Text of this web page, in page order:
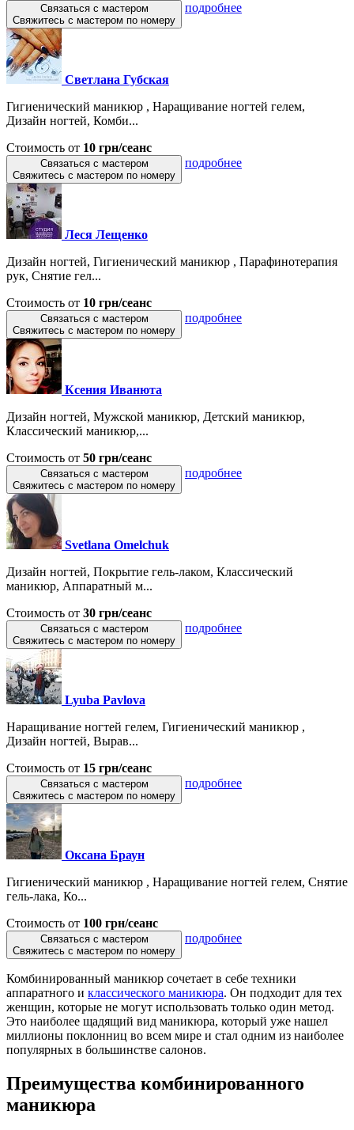
Связаться с мастером
Свяжитесь с мастером по номеру
подробнее
Светлана Губская
Гигиенический маникюр , Наращивание ногтей гелем,
Дизайн ногтей, Комби...
Стоимость от 10 грн/сеанс
Связаться с мастером
Свяжитесь с мастером по номеру
подробнее
Леся Лещенко
Дизайн ногтей, Гигиенический маникюр , Парафинотерапия
рук, Снятие гел...
Стоимость от 10 грн/сеанс
Связаться с мастером
Свяжитесь с мастером по номеру
подробнее
Ксения Иванюта
Дизайн ногтей, Мужской маникюр, Детский маникюр,
Классический маникюр,...
Стоимость от 50 грн/сеанс
Связаться с мастером
Свяжитесь с мастером по номеру
подробнее
Svetlana Omelchuk
Дизайн ногтей, Покрытие гель-лаком, Классический
маникюр, Аппаратный м...
Стоимость от 30 грн/сеанс
Связаться с мастером
Свяжитесь с мастером по номеру
подробнее
Lyuba Pavlova
Наращивание ногтей гелем, Гигиенический маникюр ,
Дизайн ногтей, Вырав...
Стоимость от 15 грн/сеанс
Связаться с мастером
Свяжитесь с мастером по номеру
подробнее
Оксана Браун
Гигиенический маникюр , Наращивание ногтей гелем, Снятие
гель-лака, Ко...
Стоимость от 100 грн/сеанс
Связаться с мастером
Свяжитесь с мастером по номеру
подробнее
Комбинированный маникюр сочетает в себе техники
аппаратного и классического маникюра. Он подходит для тех
женщин, которые не могут использовать только один метод.
Это наиболее щадящий вид маникюра, который уже нашел
миллионы поклонниц во всем мире и стал одним из наиболее
популярных в большинстве салонов.
Преимущества комбинированного
маникюра